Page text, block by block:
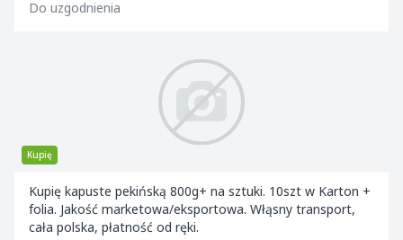
Do uzgodnienia
Kupię
Kupię kapuste pekińską 800g+ na sztuki. 10szt w Karton +
folia. Jakość marketowa/eksportowa. Włąsny transport,
cała polska, płatność od ręki.